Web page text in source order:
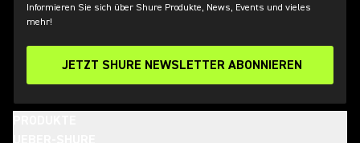
Informieren Sie sich über Shure Produkte, News, Events und vieles
mehr!
JETZT SHURE NEWSLETTER ABONNIEREN